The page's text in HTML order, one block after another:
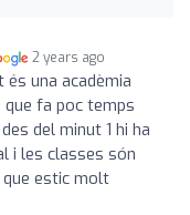
2 years ago
una acadèmia
fa poc temps
del minut 1 hi ha
i les classes són
estic molt